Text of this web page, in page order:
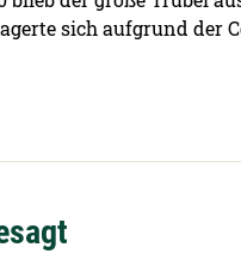
sich aufgrund der